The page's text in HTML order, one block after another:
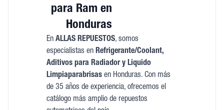
para Ram en
Honduras
En ALLAS REPUESTOS, somos
especialistas en Refrigerante/Coolant,
Aditivos para Radiador y Liquido
Limpiaparabrisasen Honduras. Con más
de 35 años de experiencia, ofrecemos el
catálogo más amplio de repuestos